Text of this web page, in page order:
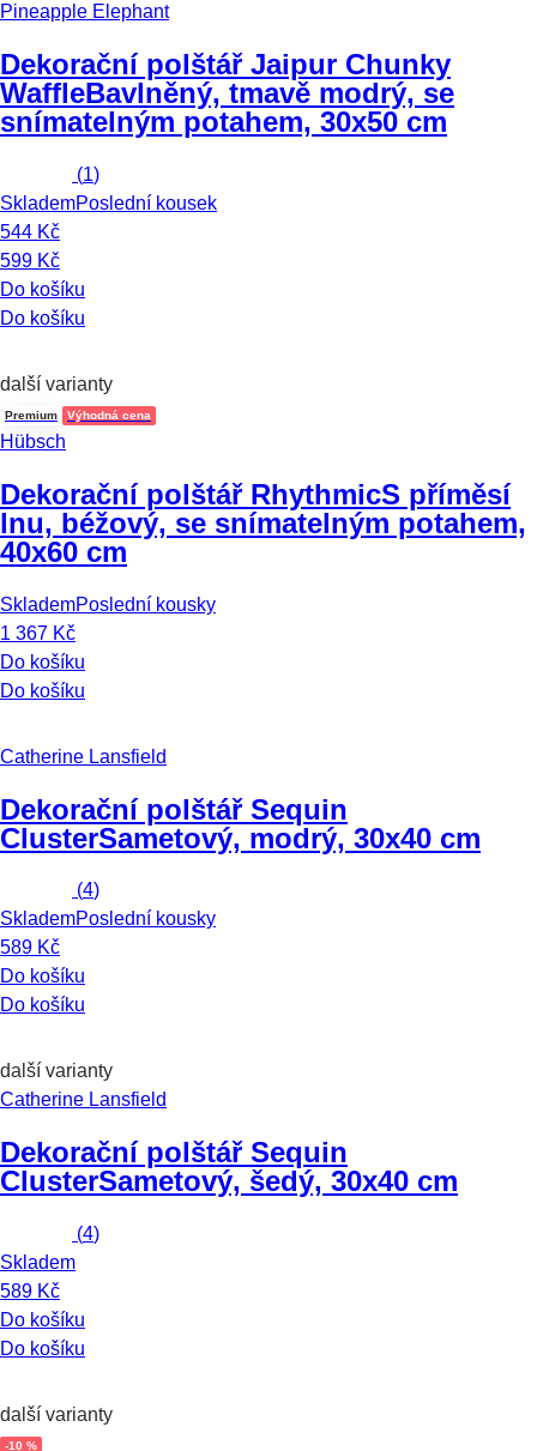
Pineapple Elephant
Dekorační polštář Jaipur Chunky
WaffleBavlněný, tmavě modrý, se
snímatelným potahem, 30x50 cm
(1)
SklademPoslední kousek
544 Kč
599 Kč
Do košíku
Do košíku
další varianty
Premium Výhodná cena
Hübsch
Dekorační polštář RhythmicS příměsí
lnu, béžový, se snímatelným potahem,
40x60 cm
SklademPoslední kousky
1 367 Kč
Do košíku
Do košíku
Catherine Lansfield
Dekorační polštář Sequin
ClusterSametový, modrý, 30x40 cm
(4)
SklademPoslední kousky
589 Kč
Do košíku
Do košíku
další varianty
Catherine Lansfield
Dekorační polštář Sequin
ClusterSametový, šedý, 30x40 cm
(4)
Skladem
589 Kč
Do košíku
Do košíku
další varianty
-10 %